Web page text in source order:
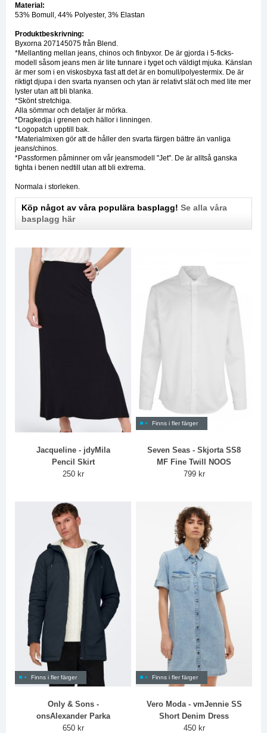
Material:
53% Bomull, 44% Polyester, 3% Elastan
Produktbeskrivning:
Byxorna 207145075 från Blend.
*Mellanting mellan jeans, chinos och finbyxor. De är gjorda i 5-ficks-
modell såsom jeans men är lite tunnare i tyget och väldigt mjuka. Känslan
är mer som i en viskosbyxa fast att det är en bomull/polyestermix. De är
riktigt djupa i den svarta nyansen och ytan är relativt slät och med lite mer
lyster utan att bli blanka.
*Skönt stretchiga.
Alla sömmar och detaljer är mörka.
*Dragkedja i grenen och hällor i linningen.
*Logopatch upptill bak.
*Materialmixen gör att de håller den svarta färgen bättre än vanliga
jeans/chinos.
*Passformen påminner om vår jeansmodell "Jet". De är alltså ganska
tighta i benen nedtill utan att bli extrema.
Normala i storleken.
Köp något av våra populära basplagg! Se alla våra
basplagg här
Jacqueline - jdyMila
Pencil Skirt
250 kr
Finns i fler färger
Seven Seas - Skjorta SS8
MF Fine Twill NOOS
799 kr
Finns i fler färger
Only & Sons -
onsAlexander Parka
650 kr
Finns i fler färger
Vero Moda - vmJennie SS
Short Denim Dress
450 kr